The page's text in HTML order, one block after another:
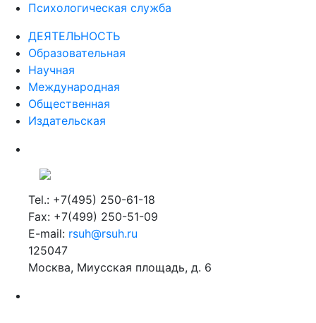
Психологическая служба
ДЕЯТЕЛЬНОСТЬ
Образовательная
Научная
Международная
Общественная
Издательская
Tel.: +7(495) 250-61-18
Fax: +7(499) 250-51-09
E-mail: rsuh@rsuh.ru
125047
Москва, Миусская площадь, д. 6